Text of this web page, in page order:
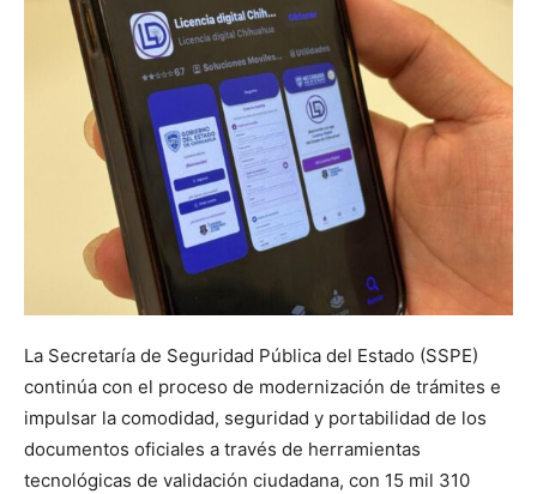
La Secretaría de Seguridad Pública del Estado (SSPE)
continúa con el proceso de modernización de trámites e
impulsar la comodidad, seguridad y portabilidad de los
documentos oficiales a través de herramientas
tecnológicas de validación ciudadana, con 15 mil 310